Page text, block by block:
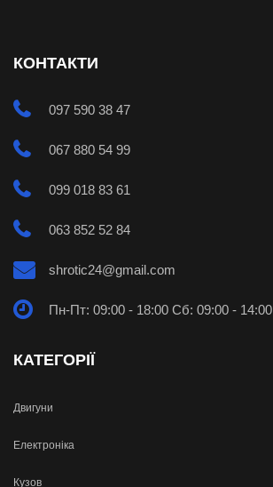
КОНТАКТИ
097 590 38 47
067 880 54 99
099 018 83 61
063 852 52 84
shrotic24@gmail.com
Пн-Пт: 09:00 - 18:00 Сб: 09:00 - 14:00
КАТЕГОРІЇ
Двигуни
Електроніка
Кузов